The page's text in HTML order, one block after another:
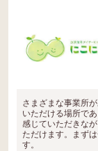
さまざまな事業所
いただける場所で
感じていただきな
ただけます。まず
す。